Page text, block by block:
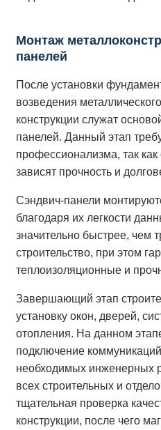
Монтаж
панелей
После установки
возведения
конструкции служат
панелей. Данный этап
профессионализма, так
зависят прочность и
Сэндвич-панели
благодаря их легкости
значительно быстрее, чем
строительство, при этом
теплоизоляционные и
Завершающий этап
установку окон, дверей,
отопления. На данном
подключение
необходимых инженерных
всех строительных и
тщательная проверка
конструкции, после чего